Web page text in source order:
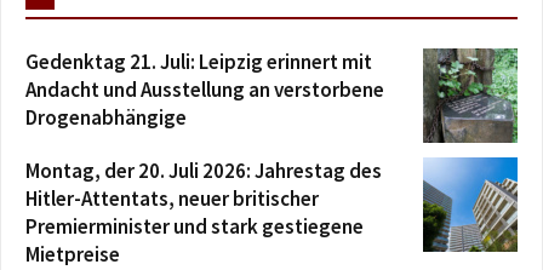
Gedenktag 21. Juli: Leipzig erinnert mit
Andacht und Ausstellung an verstorbene
Drogenabhängige
Montag, der 20. Juli 2026: Jahrestag des
Hitler-Attentats, neuer britischer
Premierminister und stark gestiegene
Mietpreise